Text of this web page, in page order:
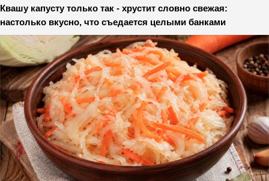
Квашу капусту только так - хрустит словно свежая:
настолько вкусно, что съедается целыми банками